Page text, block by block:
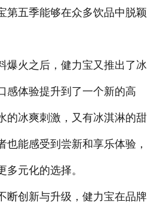
第五季能够在众多饮品中脱颖
火之后，健力宝又推出了冰
感体验提升到了一个新的高
的冰爽刺激，又有冰淇淋的甜
也能感受到尝新和享乐体验，
多元化的选择。
创新与升级，健力宝在品牌